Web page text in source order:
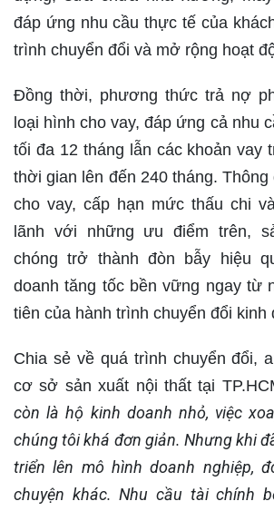
đáp ứng nhu cầu thực tế của
trình chuyển đổi và mở rộng hoạt
Đồng thời, phương thức trả nợ
loại hình cho vay, đáp ứng cả nhu
tối đa 12 tháng lẫn các khoản vay
thời gian lên đến 240 tháng.
cho vay, cấp hạn mức thấu chi
lãnh với những ưu điểm trên,
chóng trở thành đòn bẫy hiệu
doanh tăng tốc bền vững ngay từ
tiên của hành trình chuyển đổi kinh
Chia sẻ về quá trình chuyển đổi,
cơ sở sản xuất nội thất tại
còn là hộ kinh doanh nhỏ, việc
chúng tôi khá đơn giản. Nhưng khi
triển lên mô hình doanh nghiệp,
chuyện khác. Nhu cầu tài chính